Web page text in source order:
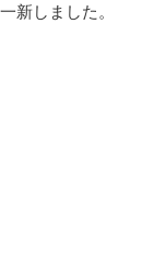
新しました。